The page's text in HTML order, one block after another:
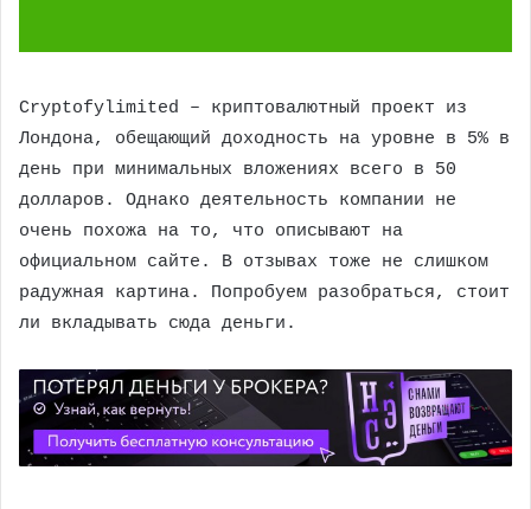
Cryptofylimited – криптовалютный проект из
Лондона, обещающий доходность на уровне в 5% в
день при минимальных вложениях всего в 50
долларов. Однако деятельность компании не
очень похожа на то, что описывают на
официальном сайте. В отзывах тоже не слишком
радужная картина. Попробуем разобраться, стоит
ли вкладывать сюда деньги.